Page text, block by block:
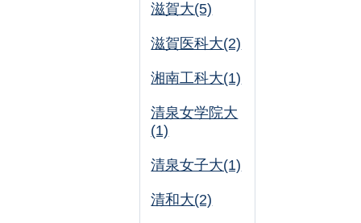
滋賀大(5)
滋賀医科大(2)
湘南工科大(1)
清泉女学院大
(1)
清泉女子大(1)
清和大(2)